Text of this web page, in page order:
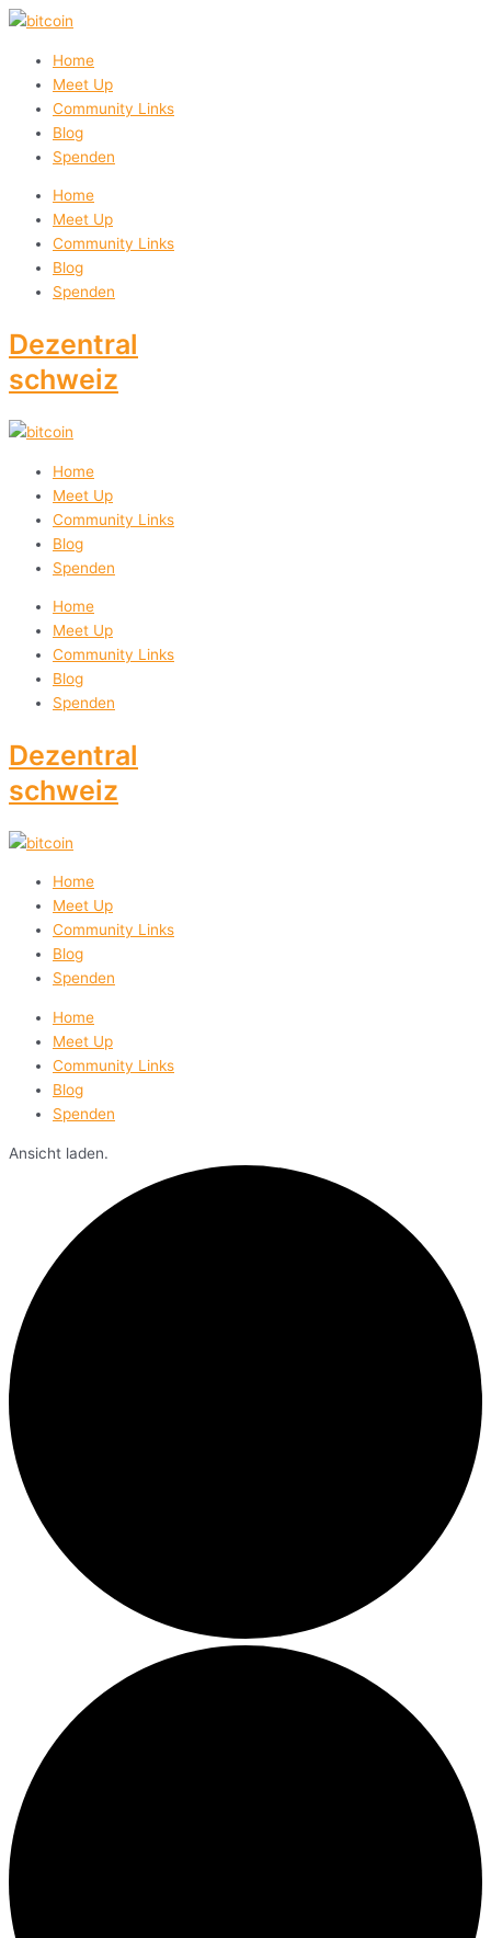
Zum
springenHome
Meet Up
Community Links
Blog
Spenden
Home
Meet Up
Community Links
Blog
Spenden
Dezentral
schweiz
Home
Meet Up
Community Links
Blog
Spenden
Home
Meet Up
Community Links
Blog
Spenden
Dezentral
schweiz
Home
Meet Up
Community Links
Blog
Spenden
Home
Meet Up
Community Links
Blog
Spenden
Ansicht laden.